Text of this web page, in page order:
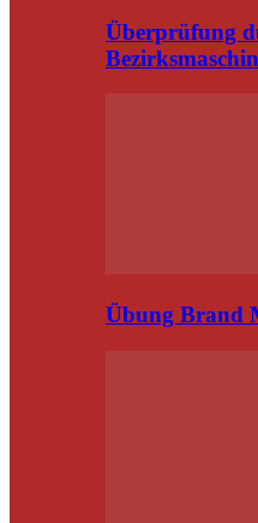
Überprüfung
Übung Brand